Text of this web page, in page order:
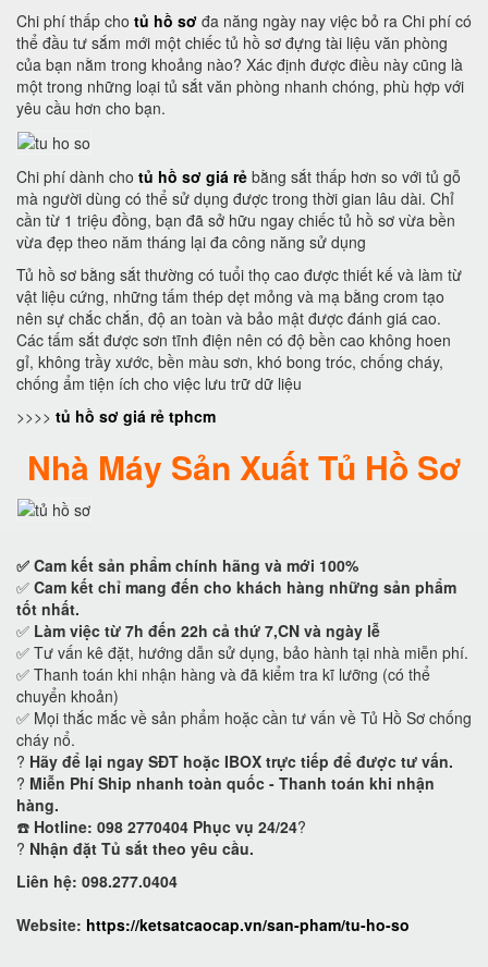
Chi phí thấp cho tủ hồ sơ đa năng ngày nay việc bỏ ra Chi phí có
thể đầu tư sắm mới một chiếc tủ hồ sơ đựng tài liệu văn phòng
của bạn nằm trong khoảng nào? Xác định được điều này cũng là
một trong những loại tủ sắt văn phòng nhanh chóng, phù hợp với
yêu cầu hơn cho bạn.
Chi phí dành cho tủ hồ sơ giá rẻ bằng sắt thấp hơn so với tủ gỗ
mà người dùng có thể sử dụng được trong thời gian lâu dài. Chỉ
cần từ 1 triệu đồng, bạn đã sở hữu ngay chiếc tủ hồ sơ vừa bền
vừa đẹp theo năm tháng lại đa công năng sử dụng
Tủ hồ sơ bằng sắt thường có tuổi thọ cao được thiết kế và làm từ
vật liệu cứng, những tấm thép dẹt mỏng và mạ bằng crom tạo
nên sự chắc chắn, độ an toàn và bảo mật được đánh giá cao.
Các tấm sắt được sơn tĩnh điện nên có độ bền cao không hoen
gỉ, không trầy xước, bền màu sơn, khó bong tróc, chống cháy,
chống ẩm tiện ích cho việc lưu trữ dữ liệu
>>>> tủ hồ sơ giá rẻ tphcm
Nhà Máy Sản Xuất Tủ Hồ Sơ
✅ Cam kết sản phẩm chính hãng và mới 100%
✅ Cam kết chỉ mang đến cho khách hàng những sản phẩm
tốt nhất.
✅ Làm việc từ 7h đến 22h cả thứ 7,CN và ngày lễ
✅ Tư vấn kê đặt, hướng dẫn sử dụng, bảo hành tại nhà miễn phí.
✅ Thanh toán khi nhận hàng và đã kiểm tra kĩ lưỡng (có thể
chuyển khoản)
✅ Mọi thắc mắc về sản phẩm hoặc cần tư vấn về Tủ Hồ Sơ chống
cháy nổ.
? Hãy để lại ngay SĐT hoặc IBOX trực tiếp để được tư vấn.
? Miễn Phí Ship nhanh toàn quốc - Thanh toán khi nhận
hàng.
☎️ Hotline: 098 2770404 Phục vụ 24/24?
? Nhận đặt Tủ sắt theo yêu cầu.
Liên hệ: 098.277.0404
Website: https://ketsatcaocap.vn/san-pham/tu-ho-so